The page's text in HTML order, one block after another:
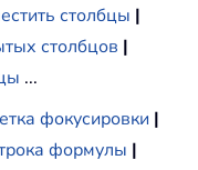
столбцы |
столбцов |
...
фокусировки |
формулы |